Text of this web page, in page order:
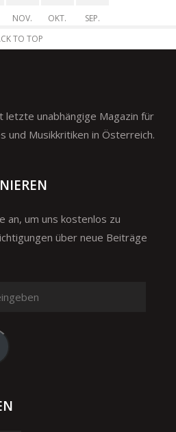
NOV. OKT.
SEP.
TO TOP
letzte unabhängige Magazin für
und Musikkritiken in Österreich.
an, um uns kostenlos zu
über neue Beiträge